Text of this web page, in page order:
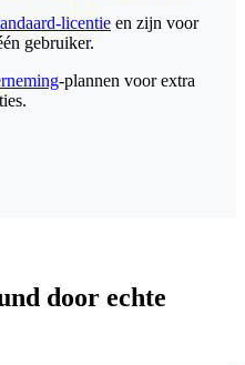
licentie en zijn voor
gebruiker.
-plannen voor extra
door echte